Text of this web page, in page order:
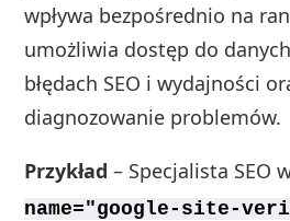
wpływa bezpośrednio na
umożliwia dostęp do
błędach SEO i wydajności
diagnozowanie problemów.
Przykład – Specjalista SEO
name="google-site-